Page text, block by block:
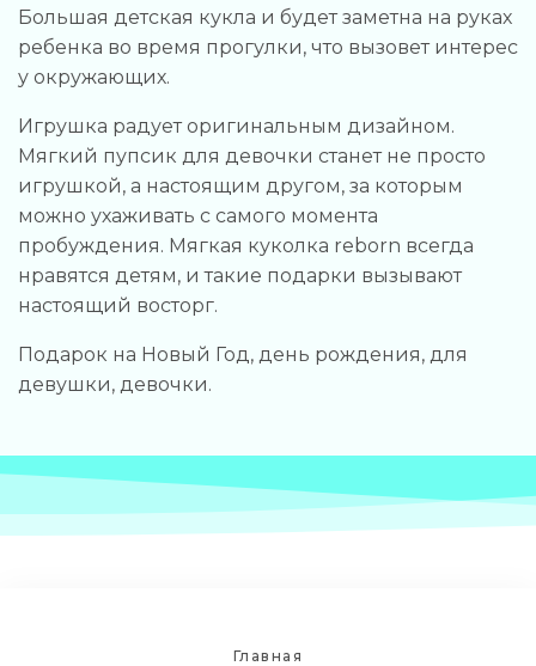
Большая детская кукла и будет заметна на руках
ребенка во время прогулки, что вызовет интерес
у окружающих.
Игрушка радует оригинальным дизайном.
Мягкий пупсик для девочки станет не просто
игрушкой, а настоящим другом, за которым
можно ухаживать с самого момента
пробуждения. Мягкая куколка reborn всегда
нравятся детям, и такие подарки вызывают
настоящий восторг.
Подарок на Новый Год, день рождения, для
девушки, девочки.
Главная